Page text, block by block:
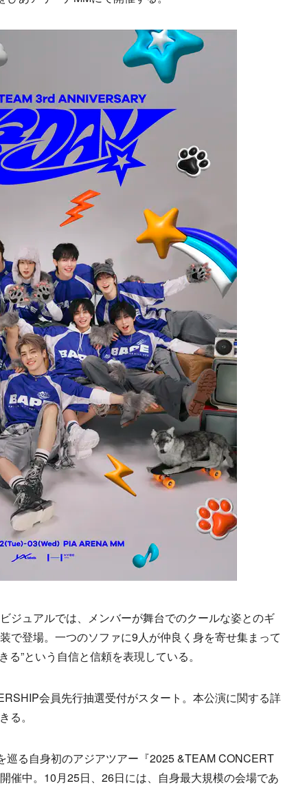
ジュアルでは、メンバーが舞台でのクールな姿とのギ
で登場。一つのソファに9人が仲良く身を寄せ集まって
”という自信と信頼を表現している。
会員先行抽選受付がスタート。本公演に関する詳
る。
る自身初のアジアツアー『2025 &TEAM CONCERT
催中。10月25日、26日には、自身最大規模の会場であ